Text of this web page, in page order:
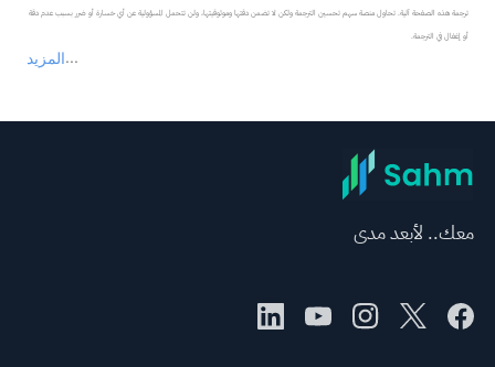
المزيد
ترجمة هذه الصفحة آلية. تحاول منصة سهم تحسين الترجمة ولكن لا تضمن دقتها وموثوقيتها، ولن تتحمل المسؤولية عن أي خسارة أو ضرر بسبب عدم دقة
أو إغفال في الترجمة.
عند الضرورة، يرجى استشارة مستشار استثمار محترف. لا تقدم منصة سهم أي مشورة استثمارية، ولا تقدم أي التزامات أو ضمانات.
معك.. لأبعد مدى